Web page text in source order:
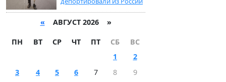
« АВГУСТ 2026 »
ПН ВТ СР ЧТ ПТ СБ
ВС
1
2
3
4 5 6 7 8
9